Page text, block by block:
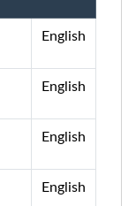
English
English
English
English